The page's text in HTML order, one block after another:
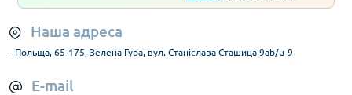
Наша адреса
- Польща, 65-175, Зелена Гура, вул. Станіслава Сташица 9ab/u-9
E-mail